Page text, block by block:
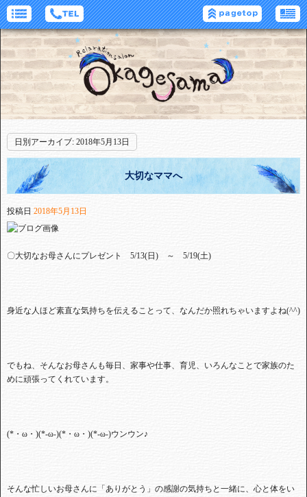
日別アーカイブ: 2018年5月13日
大切なママへ
投稿日 2018年5月13日
〇大切なお母さんにプレゼント 5/13(日) ～ 5/19(土)
身近な人ほど素直な気持ちを伝えることって、なんだか照れちゃいますよね(^^)
でもね、そんなお母さんも毎日、家事や仕事、育児、いろんなことで家族のた
めに頑張ってくれています。
(*・ω・)(*-ω-)(*・ω・)(*-ω-)ウンウン♪
そんな忙しいお母さんに「ありがとう」の感謝の気持ちと一緒に、心と体をい